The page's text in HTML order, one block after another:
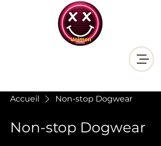
Accueil Non-stop Dogwear
Non-stop Dogwear